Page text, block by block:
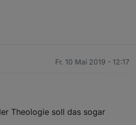
Fr. 10 Mai 2019 - 12:17
Theologie soll das sogar